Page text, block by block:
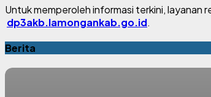
Untuk memperoleh informasi terkini, layanan
dp3akb.lamongankab.go.id.
Berita